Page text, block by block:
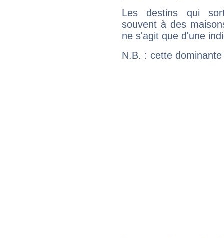
Les destins qui
souvent à des
ne s'agit que d'une
N.B. : cette